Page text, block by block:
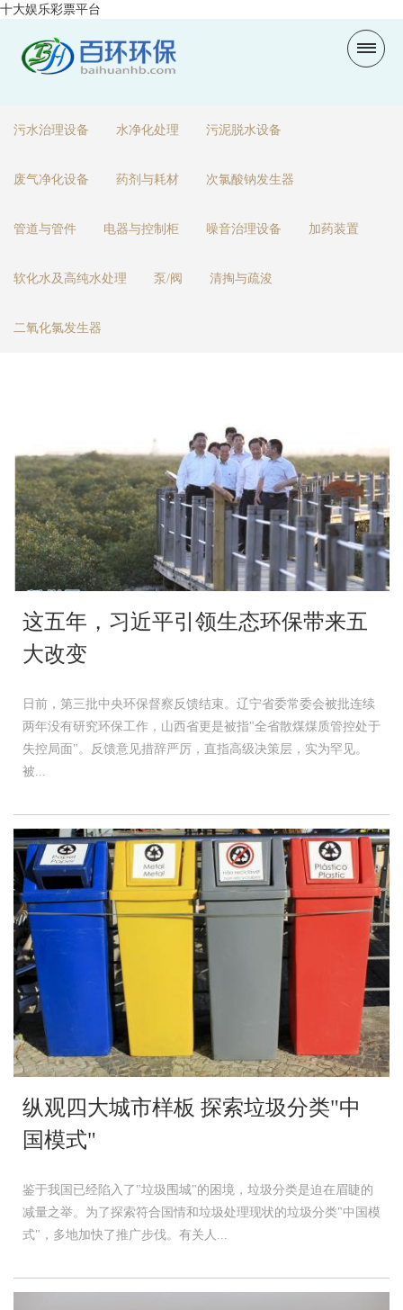
十大娱乐彩票平台
污水治理设备 水净化处理 污泥脱水设备
废气净化设备 药剂与耗材 次氯酸钠发生器
管道与管件 电器与控制柜 噪音治理设备 加药装置
软化水及高纯水处理 泵/阀 清掏与疏浚
二氧化氯发生器
这五年，习近平引领生态环保带来五
大改变
日前，第三批中央环保督察反馈结束。辽宁省委常委会被批连续
两年没有研究环保工作，山西省更是被指"全省散煤煤质管控处于
失控局面"。反馈意见措辞严厉，直指高级决策层，实为罕见。
被...
纵观四大城市样板 探索垃圾分类"中
国模式"
鉴于我国已经陷入了"垃圾围城"的困境，垃圾分类是迫在眉睫的
减量之举。为了探索符合国情和垃圾处理现状的垃圾分类"中国模
式"，多地加快了推广步伐。有关人...